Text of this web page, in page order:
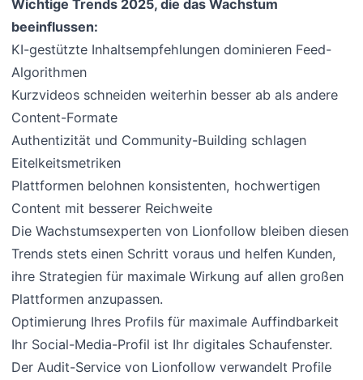
Wichtige Trends 2025, die das Wachstum
beeinflussen:
KI-gestützte Inhaltsempfehlungen dominieren Feed-
Algorithmen
Kurzvideos schneiden weiterhin besser ab als andere
Content-Formate
Authentizität und Community-Building schlagen
Eitelkeitsmetriken
Plattformen belohnen konsistenten, hochwertigen
Content mit besserer Reichweite
Die Wachstumsexperten von Lionfollow bleiben diesen
Trends stets einen Schritt voraus und helfen Kunden,
ihre Strategien für maximale Wirkung auf allen großen
Plattformen anzupassen.
Optimierung Ihres Profils für maximale Auffindbarkeit
Ihr Social-Media-Profil ist Ihr digitales Schaufenster.
Der Audit-Service von Lionfollow verwandelt Profile